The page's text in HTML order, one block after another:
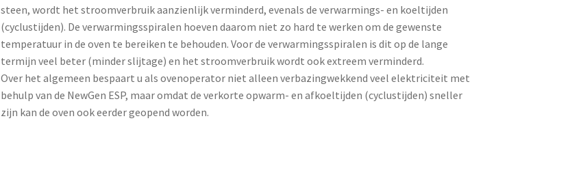
steen, wordt het stroomverbruik aanzienlijk verminderd, evenals de verwarmings- en koeltijden
(cyclustijden). De verwarmingsspiralen hoeven daarom niet zo hard te werken om de gewenste
temperatuur in de oven te bereiken te behouden. Voor de verwarmingsspiralen is dit op de lange
termijn veel beter (minder slijtage) en het stroomverbruik wordt ook extreem verminderd.
Over het algemeen bespaart u als ovenoperator niet alleen verbazingwekkend veel elektriciteit met
behulp van de NewGen ESP, maar omdat de verkorte opwarm- en afkoeltijden (cyclustijden) sneller
zijn kan de oven ook eerder geopend worden.